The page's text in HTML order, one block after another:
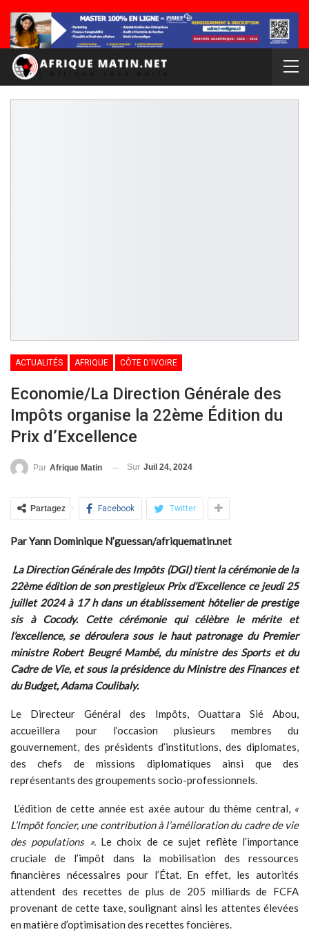
ACTUALITÉS AFRIQUE CÔTE D'IVOIRE
Economie/La Direction Générale des
Impôts organise la 22ème Édition du
Prix d’Excellence
Par Afrique Matin Sur Juil 24, 2024
Partagez Facebook Twitter
Par Yann Dominique N’guessan/afriquematin.net
La Direction Générale des Impôts (DGI) tient la cérémonie de la
22ème édition de son prestigieux Prix d’Excellence ce jeudi 25
juillet 2024 à 17 h dans un établissement hôtelier de prestige
sis à Cocody. Cette cérémonie qui célèbre le mérite et
l’excellence, se déroulera sous le haut patronage du Premier
ministre Robert Beugré Mambé, du ministre des Sports et du
Cadre de Vie, et sous la présidence du Ministre des Finances et
du Budget, Adama Coulibaly.
Le Directeur Général des Impôts, Ouattara Sié Abou,
accueillera pour l’occasion plusieurs membres du
gouvernement, des présidents d’institutions, des diplomates,
des chefs de missions diplomatiques ainsi que des
représentants des groupements socio-professionnels.
L’édition de cette année est axée autour du thème central, «
L’Impôt foncier, une contribution à l’amélioration du cadre de vie
des populations ».Le choix de ce sujet reflète l’importance
cruciale de l’impôt dans la mobilisation des ressources
financières nécessaires pour l’État. En effet, les autorités
attendent des recettes de plus de 205 milliards de FCFA
provenant de cette taxe, soulignant ainsi les attentes élevées
en matière d’optimisation des recettes foncières.